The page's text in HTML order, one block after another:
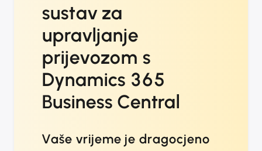
sustav za
upravljanje
prijevozom s
Dynamics 365
Business Central
Vaše vrijeme je dragocjeno